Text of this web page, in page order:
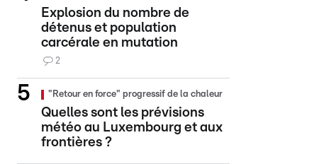
Explosion du nombre de
détenus et population
carcérale en mutation
2
"Retour en force" progressif de la chaleur
Quelles sont les prévisions
météo au Luxembourg et aux
frontières ?